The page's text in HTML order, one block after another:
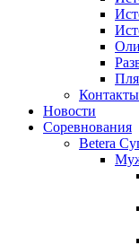
Контакты
Новости
Соревнования
Betera